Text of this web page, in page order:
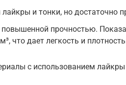
лайкры и тонки, но достаточно
прочностью.
что дает легкость и
с использованием